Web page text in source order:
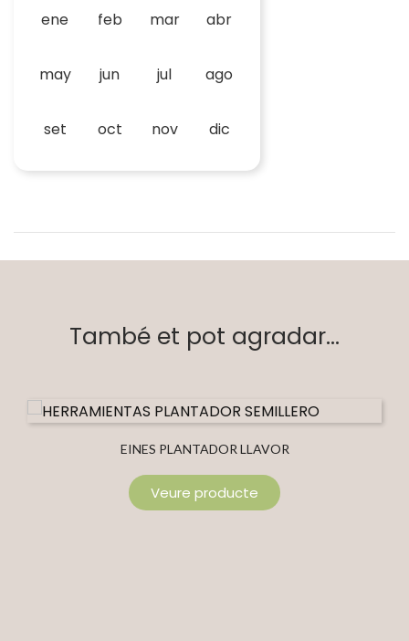
ene feb mar abr
may jun jul ago
set oct nov dic
També et pot agradar...
EINES PLANTADOR LLAVOR
Veure producte